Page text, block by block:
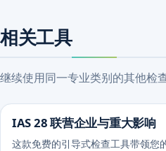
相关工具
继续使用同一专业类别的其他检
IAS 28 联营企业与重大影响
这款免费的引导式检查工具带领您